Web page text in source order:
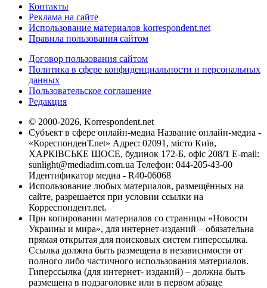
Контакты
Реклама на сайте
Использование материалов korrespondent.net
Правила пользования сайтом
Договор пользования сайтом
Политика в сфере конфиденциальности и персональных
данных
Пользовательское соглашение
Редакция
© 2000-2026, Korrespondent.net
Субъект в сфере онлайн-медиа Название онлайн-медиа -
«КореспонденТ.net» Адрес: 02091, місто Київ,
ХАРКІВСЬКЕ ШОСЕ, будинок 172-Б, офіс 208/1 E-mail:
sunlight@mediadim.com.ua Телефон: 044-205-43-00
Идентификатор медиа - R40-06068
Использование любых материалов, размещённых на
сайте, разрешается при условии ссылки на
Корреспондент.net.
При копировании материалов со страницы «Новости
Украины и мира», для интернет-изданий – обязательна
прямая открытая для поисковых систем гиперссылка.
Ссылка должна быть размещена в независимости от
полного либо частичного использования материалов.
Гиперссылка (для интернет- изданий) – должна быть
размещена в подзаголовке или в первом абзаце